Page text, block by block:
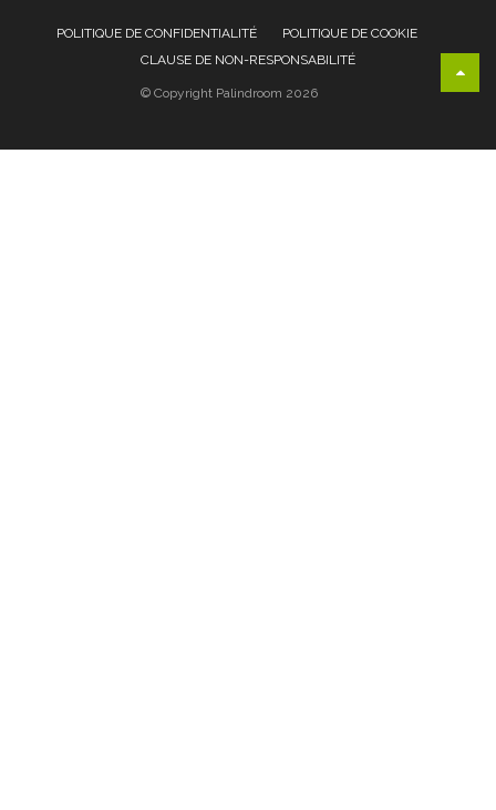
POLITIQUE DE CONFIDENTIALITÉ
POLITIQUE DE COOKIE
CLAUSE DE NON-RESPONSABILITÉ
© Copyright Palindroom 2026